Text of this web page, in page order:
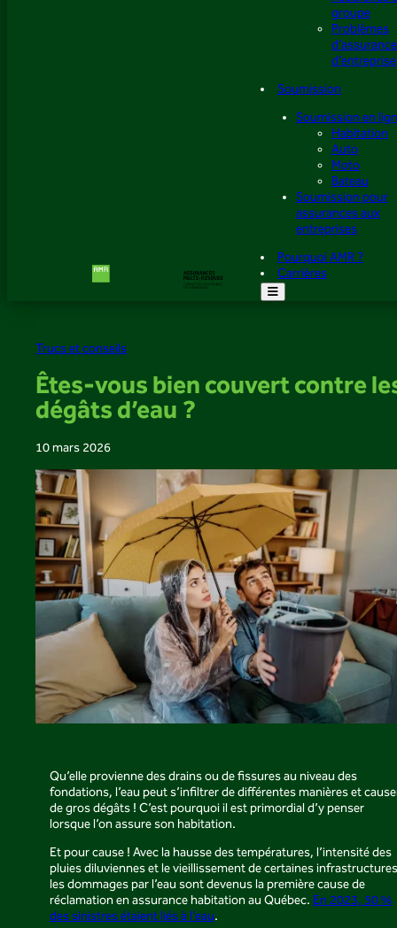
groupe
Problèmes
d’entreprise
Soumission
Soumission en
Habitation
Auto
Moto
Bateau
Soumission pour
assurances aux
entreprises
Pourquoi AMR ?
Carrières
Trucs et conseils
Êtes-vous bien couvert contre
dégâts d’eau ?
10 mars 2026
Qu’elle provienne des drains ou de fissures au niveau des
fondations, l’eau peut s’infiltrer de différentes manières et
de gros dégâts ! C’est pourquoi il est primordial d’y penser
lorsque l’on assure son habitation.
Et pour cause ! Avec la hausse des températures, l’intensité des
pluies diluviennes et le vieillissement de certaines
les dommages par l’eau sont devenus la première cause de
réclamation en assurance habitation au Québec. En 2023, 50 %
des sinistres étaient liés à l’eau.